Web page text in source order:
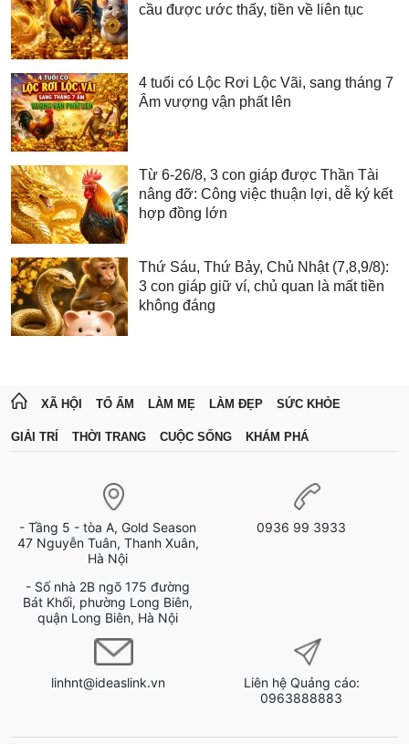
cầu được ước thấy, tiền về liên tục
4 tuổi có Lộc Rơi Lộc Vãi, sang tháng 7
Âm vượng vận phất lên
Từ 6-26/8, 3 con giáp được Thần Tài
nâng đỡ: Công việc thuận lợi, dễ ký kết
hợp đồng lớn
Thứ Sáu, Thứ Bảy, Chủ Nhật (7,8,9/8):
3 con giáp giữ ví, chủ quan là mất tiền
không đáng
XÃ HỘI TỔ ẤM LÀM MẸ LÀM ĐẸP SỨC KHỎE
GIẢI TRÍ THỜI TRANG CUỘC SỐNG KHÁM PHÁ
- Tầng 5 - tòa A, Gold Season
47 Nguyễn Tuân, Thanh Xuân,
Hà Nội
- Số nhà 2B ngõ 175 đường
Bát Khối, phường Long Biên,
quận Long Biên, Hà Nội
0936 99 3933
linhnt@ideaslink.vn
Liên hệ Quảng cáo:
0963888883